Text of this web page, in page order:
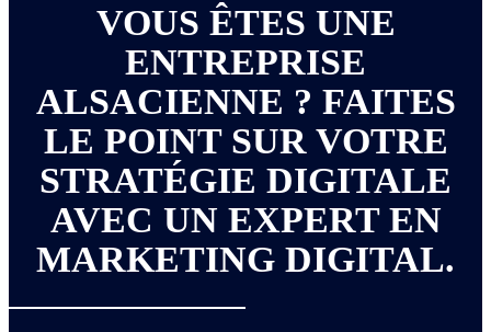
VOUS ÊTES UNE
ENTREPRISE
ALSACIENNE ? FAITES
LE POINT SUR VOTRE
STRATÉGIE DIGITALE
AVEC UN EXPERT EN
MARKETING DIGITAL.